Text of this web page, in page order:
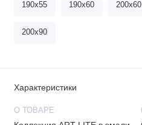
190х55 190х60 200х60
200х90
Характеристики
О ТОВАРЕ